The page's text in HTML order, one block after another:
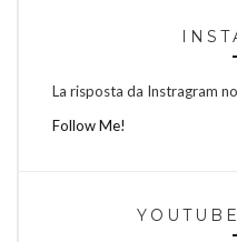
La risposta da Instragram
Follow Me!